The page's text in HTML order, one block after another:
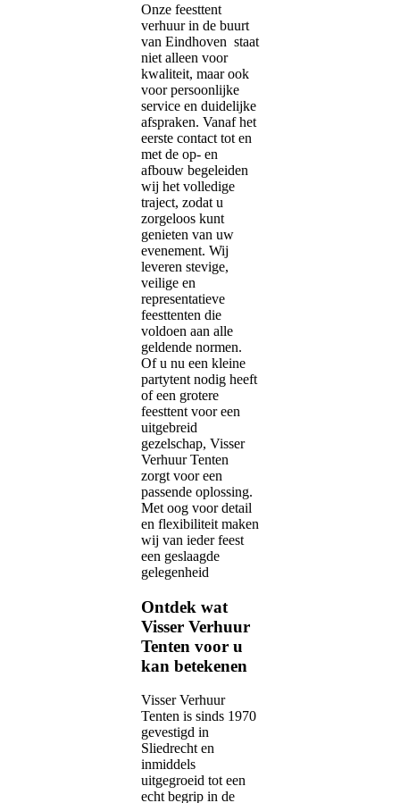
Onze feesttent
verhuur in de buurt
van Eindhoven staat
niet alleen voor
kwaliteit, maar ook
voor persoonlijke
service en duidelijke
afspraken. Vanaf het
eerste contact tot en
met de op- en
afbouw begeleiden
wij het volledige
traject, zodat u
zorgeloos kunt
genieten van uw
evenement. Wij
leveren stevige,
veilige en
representatieve
feesttenten die
voldoen aan alle
geldende normen.
Of u nu een kleine
partytent nodig heeft
of een grotere
feesttent voor een
uitgebreid
gezelschap, Visser
Verhuur Tenten
zorgt voor een
passende oplossing.
Met oog voor detail
en flexibiliteit maken
wij van ieder feest
een geslaagde
gelegenheid
Ontdek wat
Visser Verhuur
Tenten voor u
kan betekenen
Visser Verhuur
Tenten is sinds 1970
gevestigd in
Sliedrecht en
inmiddels
uitgegroeid tot een
echt begrip in de